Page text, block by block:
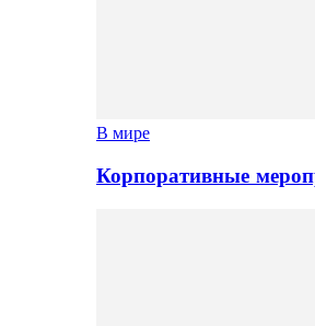
В мире
Корпоративные